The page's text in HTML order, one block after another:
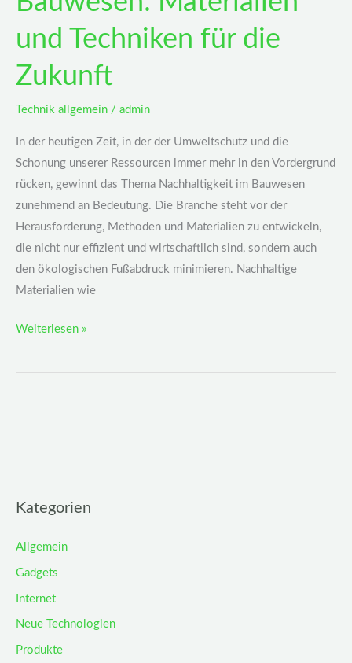
und Techniken für die
Zukunft
Technik allgemein / admin
In der heutigen Zeit, in der der Umweltschutz und die
Schonung unserer Ressourcen immer mehr in den Vordergrund
rücken, gewinnt das Thema Nachhaltigkeit im Bauwesen
zunehmend an Bedeutung. Die Branche steht vor der
Herausforderung, Methoden und Materialien zu entwickeln,
die nicht nur effizient und wirtschaftlich sind, sondern auch
den ökologischen Fußabdruck minimieren. Nachhaltige
Materialien wie
Weiterlesen »
Kategorien
Allgemein
Gadgets
Internet
Neue Technologien
Produkte